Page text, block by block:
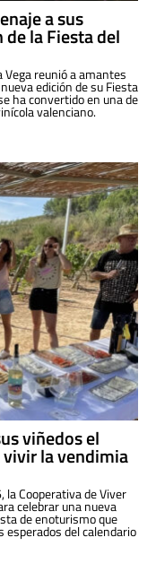
a sus
la Fiesta del
Vega reunió a amantes
edición de su Fiesta
ha convertido en una de
valenciano.
viñedos el
la vendimia
la Cooperativa de Viver
celebrar una nueva
de enoturismo que
del calendario